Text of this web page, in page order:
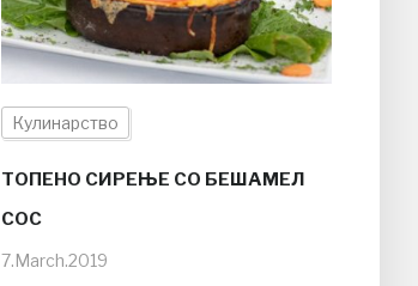
Кулинарство
ТОПЕНО СИРЕЊЕ СО БЕШАМЕЛ
СОС
7.March.2019